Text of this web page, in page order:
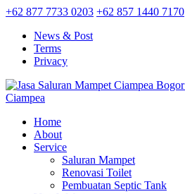
+62 877 7733 0203 +62 857 1440 7170
News & Post
Terms
Privacy
Home
About
Service
Saluran Mampet
Renovasi Toilet
Pembuatan Septic Tank